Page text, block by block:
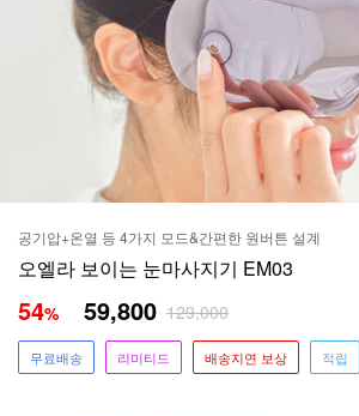
공기압+온열 등 4가지 모드&간편한 원버튼 설계
오엘라 보이는 눈마사지기 EM03
54% 59,800 129,000
무료배송 리미티드 배송지연 보상 적립